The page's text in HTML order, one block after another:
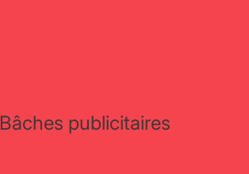
Bâches publicitaires